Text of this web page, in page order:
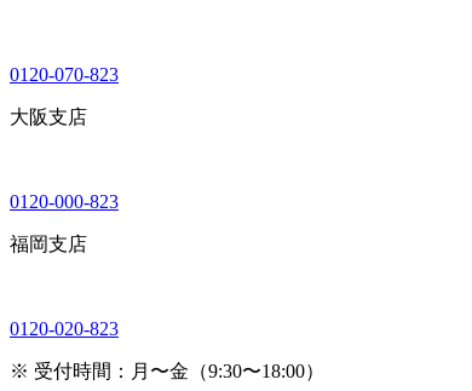
0120-070-823
大阪支店
0120-000-823
福岡支店
0120-020-823
※ 受付時間：月〜金（9:30〜18:00）